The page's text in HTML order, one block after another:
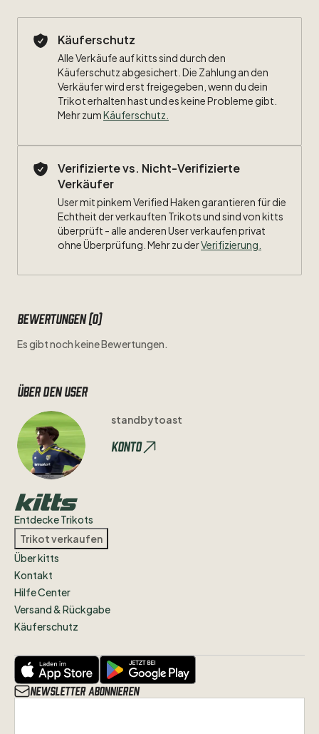
Käuferschutz
Alle Verkäufe auf kitts sind durch den
Käuferschutz abgesichert. Die Zahlung an den
Verkäufer wird erst freigegeben, wenn du dein
Trikot erhalten hast und es keine Probleme gibt.
Mehr zumKäuferschutz
Verifizierte vs. Nicht-Verifizierte
Verkäufer
User mit pinkem Verified Haken garantieren für die
Echtheit der verkauften Trikots und sind von kitts
überprüft - alle anderen User verkaufen privat
ohne Überprüfung. Mehr zu derVerifizierung.
Bewertungen (0)
Es gibt noch keine Bewertungen.
Über den user
standbytoast
Konto
Entdecke Trikots
Trikot verkaufen
Über kitts
Kontakt
Hilfe Center
Versand & Rückgabe
Käuferschutz
Newsletter abonnieren